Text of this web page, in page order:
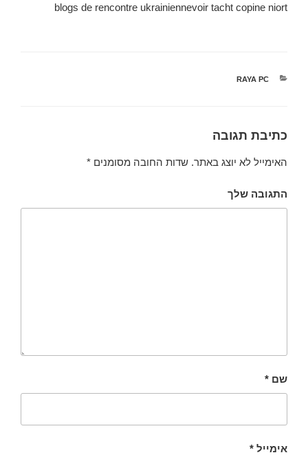
blogs de rencontre ukrainiennevoir tacht copine niort
קטגוריות
RAYA PC
כתיבת תגובה
האימייל לא יוצג באתר. שדות החובה מסומנים *
התגובה שלך
שם *
אימייל *